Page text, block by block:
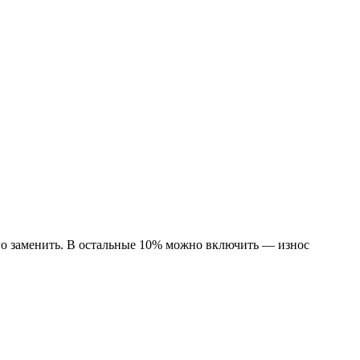
заменить. В остальные 10% можно включить — износ